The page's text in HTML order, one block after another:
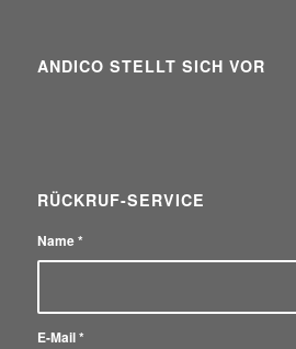
ANDICO STELLT SICH VOR
RÜCKRUF-SERVICE
Name*
E-Mail*